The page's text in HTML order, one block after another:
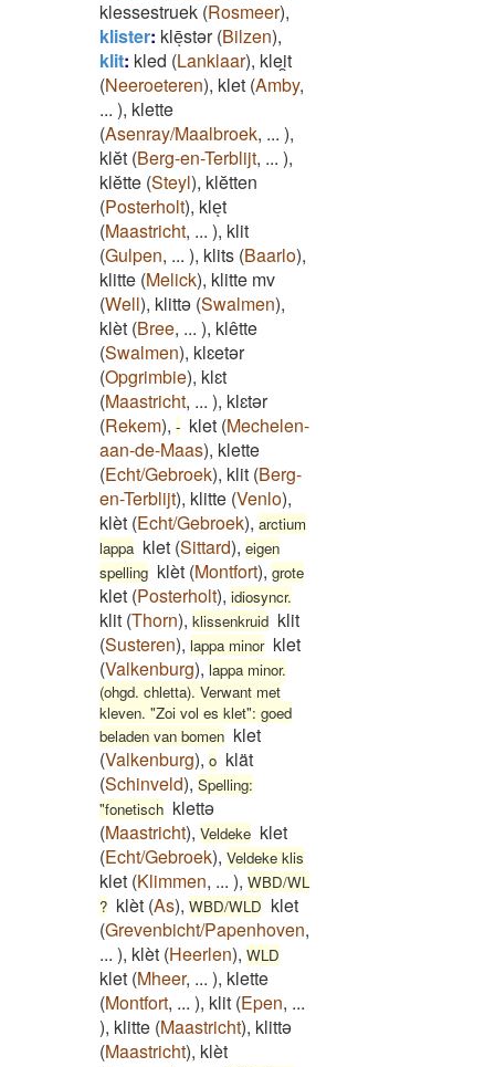
klessestruek (Rosmeer),
klister: klēͅstər(Bilzen),
klit: kled (Lanklaar), klei̯t
(Neeroeteren), klet (Amby,
... ), klette
(Asenray/Maalbroek, ... ),
klĕt (Berg-en-Terblijt, ... ),
klĕtte (Steyl), klĕtten
(Posterholt), kleͅt
(Maastricht, ... ), klit
(Gulpen, ... ), klits (Baarlo),
klitte (Melick), klitte mv
(Well), klittə (Swalmen),
klèt (Bree, ... ), klêtte
(Swalmen), klɛetər
(Opgrimbie), klɛt
(Maastricht, ... ), klɛtər
(Rekem), - klet (Mechelen-
aan-de-Maas), klette
(Echt/Gebroek), klit (Berg-
en-Terblijt), klitte (Venlo),
klèt (Echt/Gebroek), arctium
lappa klet (Sittard), eigen
spelling klèt (Montfort), grote
klet (Posterholt), idiosyncr.
klit (Thorn), klissenkruid klit
(Susteren), lappa minor klet
(Valkenburg), lappa minor.
(ohgd. chletta). Verwant met
kleven. "Zoi vol es klet": goed
beladen van bomen klet
(Valkenburg), o klät
(Schinveld), Spelling:
"fonetisch klettə
(Maastricht), Veldeke klet
(Echt/Gebroek), Veldeke klis
klet (Klimmen, ... ), WBD/WL
? klèt (As), WBD/WLD klet
(Grevenbicht/Papenhoven,
... ), klèt (Heerlen), WLD
klet (Mheer, ... ), klette
(Montfort, ... ), klit (Epen, ...
), klitte (Maastricht), klittə
(Maastricht), klèt